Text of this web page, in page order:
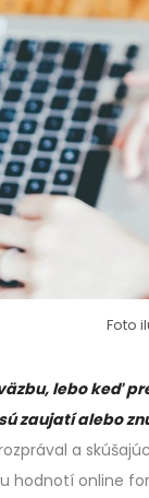
Foto
lebo keď
zaujatí alebo
a
hodnotí online